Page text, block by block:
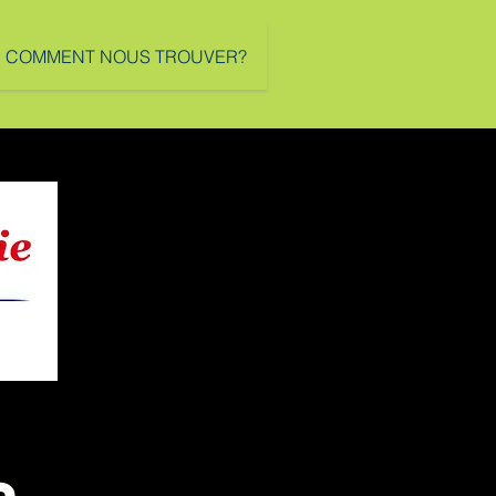
COMMENT NOUS TROUVER?